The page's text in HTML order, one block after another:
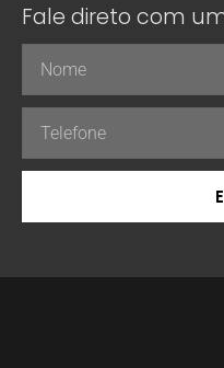
Fale direto com